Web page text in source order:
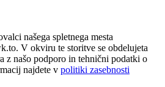
našega spletnega mesta
V okviru te storitve se obdelujeta
z našo podporo in tehnični podatki o
najdete v politiki zasebnosti